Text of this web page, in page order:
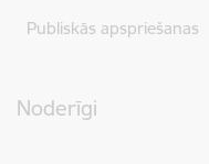
Publiskās apspriešanas
Noderīgi